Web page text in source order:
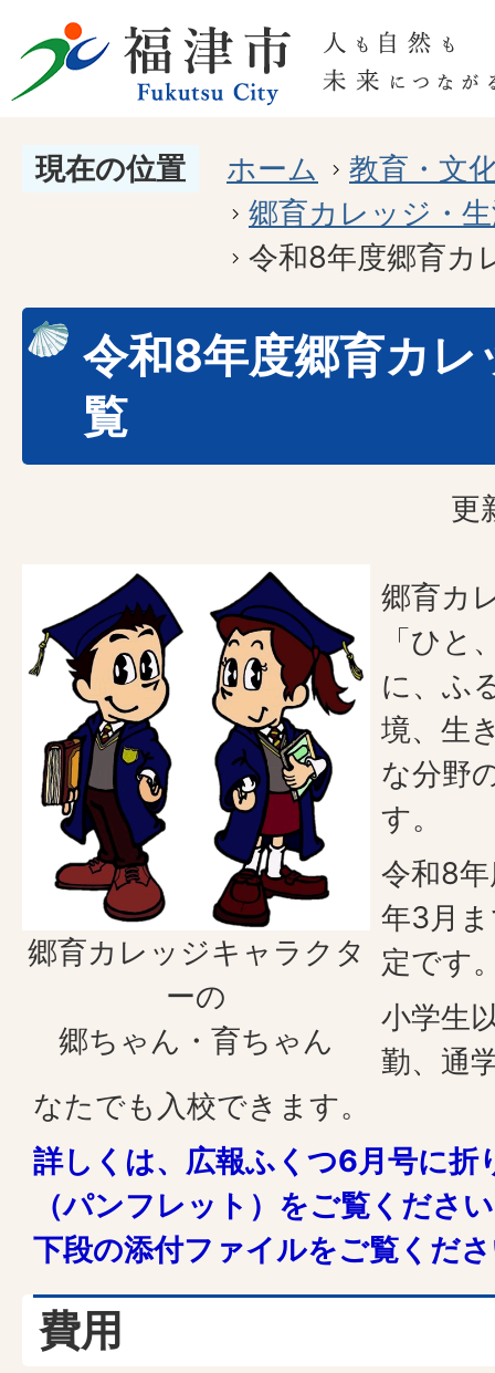
現在の位置 ホーム
教育・文
郷育カレッジ・
令和8年度郷育カ
令和8年度郷育カレ
覧
更
郷育カレッジキャラクタ
ーの
郷ちゃん・育ちゃん
郷育カ
「ひと
に、ふ
境、生
な分野
す。
令和8
年3月
定です
小学生
勤、通
なたでも入校できます。
詳しくは、広報ふくつ6月号に折
（パンフレット）をご覧くださ
下段の添付ファイルをご覧くだ
費用